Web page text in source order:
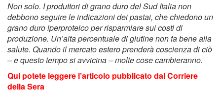
Non solo. I produttori di grano duro del Sud Italia non
debbono seguire le indicazioni dei pastai, che chiedono un
grano duro iperproteico per risparmiare sui costi di
produzione. Un’alta percentuale di glutine non fa bene alla
salute. Quando il mercato estero prenderà coscienza di ciò
– e questo tempo si avvicina – molte cose cambieranno.
Qui potete leggere l’articolo pubblicato dal Corriere
della Sera